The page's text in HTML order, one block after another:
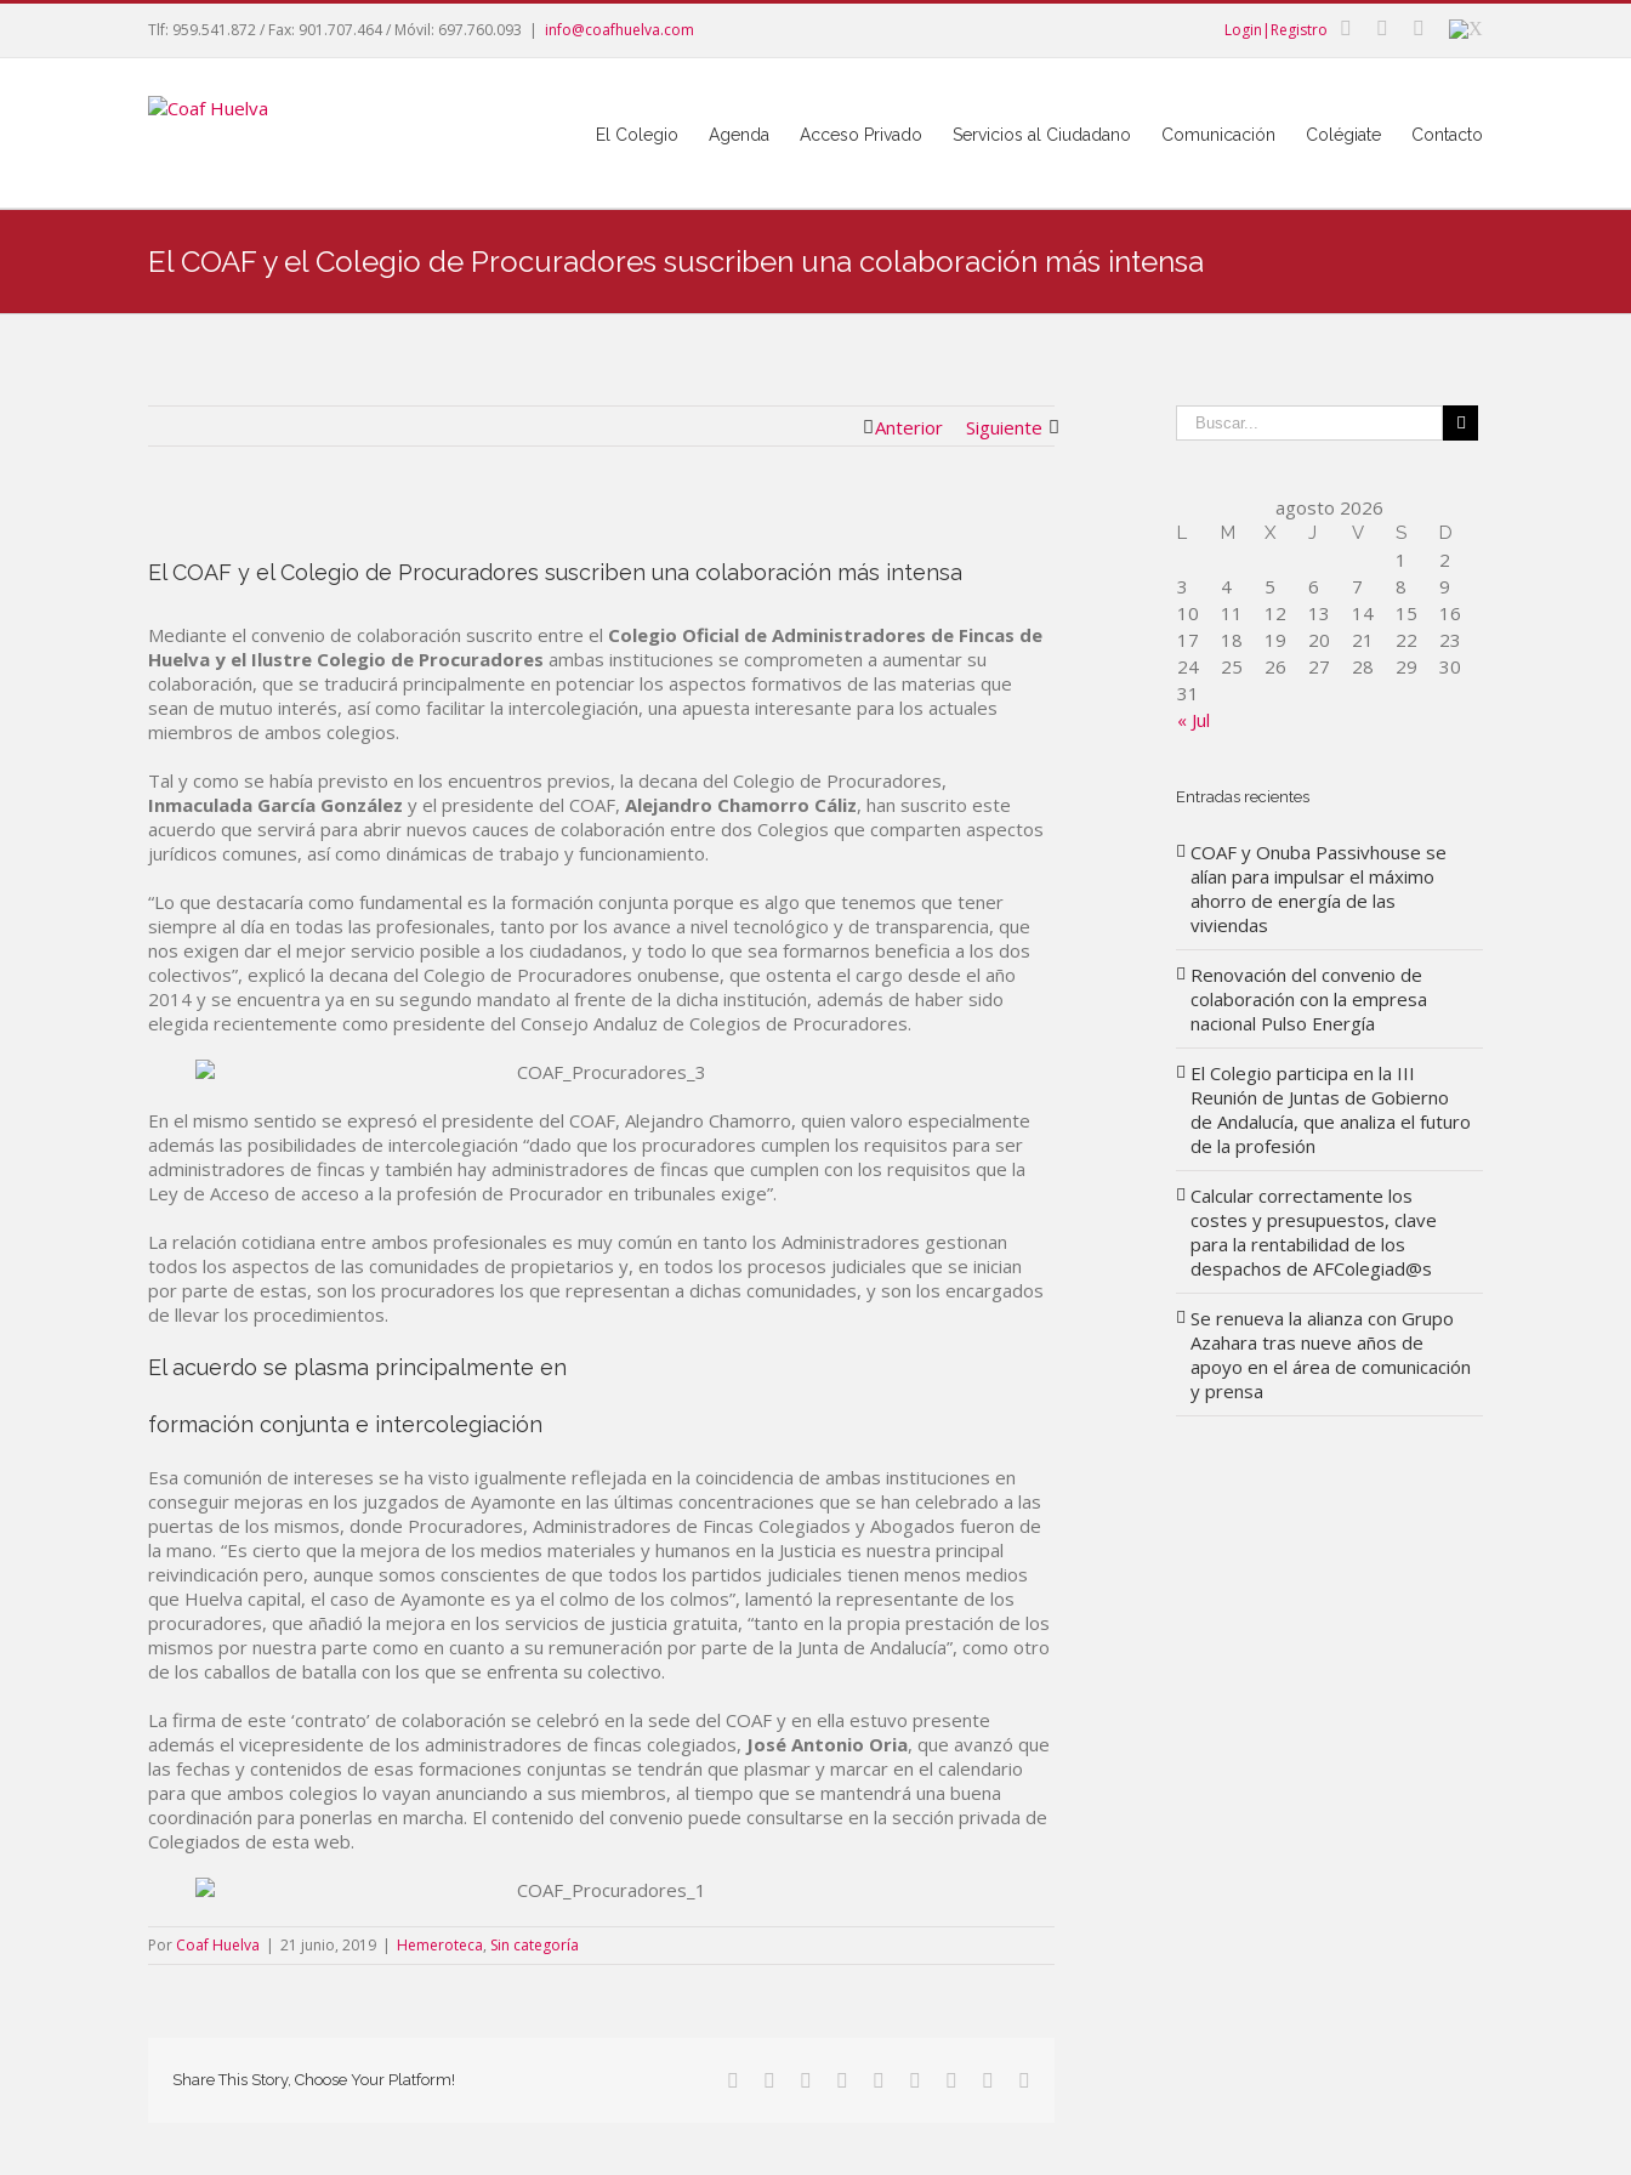
Tlf: 959.541.872 / Fax: 901.707.464 / Móvil: 697.760.093 | info@coafhuelva.com Login|Registro
El Colegio Agenda Acceso Privado Servicios al Ciudadano Comunicación Colégiate Contacto
El COAF y el Colegio de Procuradores suscriben una colaboración más intensa
Anterior Siguiente
El COAF y el Colegio de Procuradores suscriben una colaboración más intensa
Mediante el convenio de colaboración suscrito entre el Colegio Oficial de Administradores de Fincas de
Huelva y el Ilustre Colegio de Procuradores ambas instituciones se comprometen a aumentar su
colaboración, que se traducirá principalmente en potenciar los aspectos formativos de las materias que
sean de mutuo interés, así como facilitar la intercolegiación, una apuesta interesante para los actuales
miembros de ambos colegios.
Tal y como se había previsto en los encuentros previos, la decana del Colegio de Procuradores,
Inmaculada García González y el presidente del COAF, Alejandro Chamorro Cáliz, han suscrito este
acuerdo que servirá para abrir nuevos cauces de colaboración entre dos Colegios que comparten aspectos
jurídicos comunes, así como dinámicas de trabajo y funcionamiento.
“Lo que destacaría como fundamental es la formación conjunta porque es algo que tenemos que tener
siempre al día en todas las profesionales, tanto por los avance a nivel tecnológico y de transparencia, que
nos exigen dar el mejor servicio posible a los ciudadanos, y todo lo que sea formarnos beneficia a los dos
colectivos”, explicó la decana del Colegio de Procuradores onubense, que ostenta el cargo desde el año
2014 y se encuentra ya en su segundo mandato al frente de la dicha institución, además de haber sido
elegida recientemente como presidente del Consejo Andaluz de Colegios de Procuradores.
En el mismo sentido se expresó el presidente del COAF, Alejandro Chamorro, quien valoro especialmente
además las posibilidades de intercolegiación “dado que los procuradores cumplen los requisitos para ser
administradores de fincas y también hay administradores de fincas que cumplen con los requisitos que la
Ley de Acceso de acceso a la profesión de Procurador en tribunales exige”.
La relación cotidiana entre ambos profesionales es muy común en tanto los Administradores gestionan
todos los aspectos de las comunidades de propietarios y, en todos los procesos judiciales que se inician
por parte de estas, son los procuradores los que representan a dichas comunidades, y son los encargados
de llevar los procedimientos.
El acuerdo se plasma principalmente en
formación conjunta e intercolegiación
Esa comunión de intereses se ha visto igualmente reflejada en la coincidencia de ambas instituciones en
conseguir mejoras en los juzgados de Ayamonte en las últimas concentraciones que se han celebrado a las
puertas de los mismos, donde Procuradores, Administradores de Fincas Colegiados y Abogados fueron de
la mano. “Es cierto que la mejora de los medios materiales y humanos en la Justicia es nuestra principal
reivindicación pero, aunque somos conscientes de que todos los partidos judiciales tienen menos medios
que Huelva capital, el caso de Ayamonte es ya el colmo de los colmos”, lamentó la representante de los
procuradores, que añadió la mejora en los servicios de justicia gratuita, “tanto en la propia prestación de los
mismos por nuestra parte como en cuanto a su remuneración por parte de la Junta de Andalucía”, como otro
de los caballos de batalla con los que se enfrenta su colectivo.
La firma de este ‘contrato’ de colaboración se celebró en la sede del COAF y en ella estuvo presente
además el vicepresidente de los administradores de fincas colegiados, José Antonio Oria, que avanzó que
las fechas y contenidos de esas formaciones conjuntas se tendrán que plasmar y marcar en el calendario
para que ambos colegios lo vayan anunciando a sus miembros, al tiempo que se mantendrá una buena
coordinación para ponerlas en marcha. El contenido del convenio puede consultarse en la sección privada de
Colegiados de esta web.
Por Coaf Huelva | 21 junio, 2019 | Hemeroteca, Sin categoría
Share This Story, Choose Your Platform!
agosto 2026
L M X J V S D
« Jul
1
2
3
4 5 6 7 8
9
10
11 12 13 14 15
16
17
18 19 20 21 22
23
24
25 26 27 28 29
30
31
Entradas recientes
COAF y Onuba Passivhouse se
alían para impulsar el máximo
ahorro de energía de las
viviendas
Renovación del convenio de
colaboración con la empresa
nacional Pulso Energía
El Colegio participa en la III
Reunión de Juntas de Gobierno
de Andalucía, que analiza el futuro
de la profesión
Calcular correctamente los
costes y presupuestos, clave
para la rentabilidad de los
despachos de AFColegiad@s
Se renueva la alianza con Grupo
Azahara tras nueve años de
apoyo en el área de comunicación
y prensa